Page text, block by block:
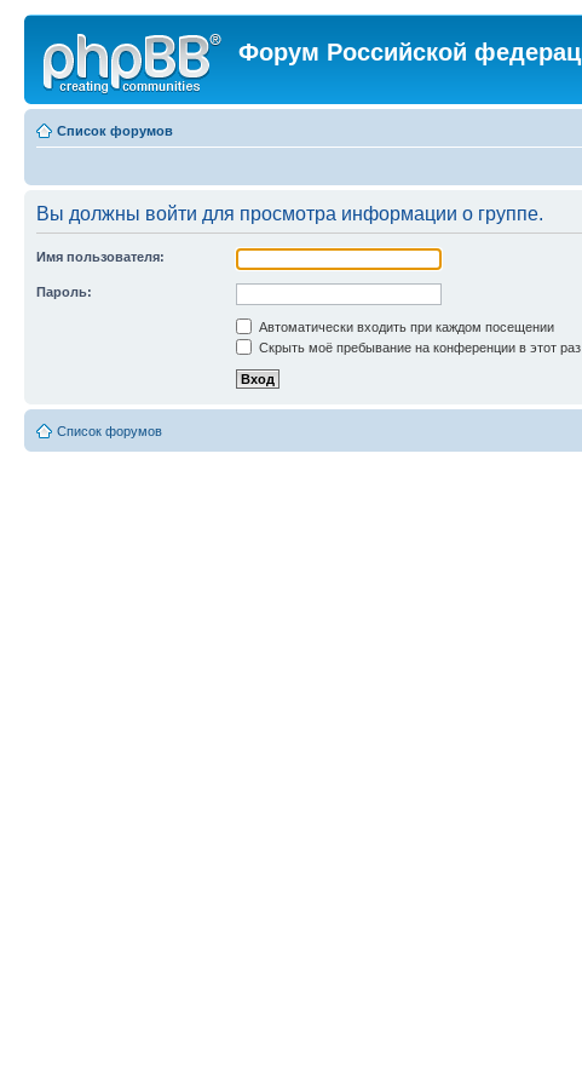
Форум Российской
Список форумов
Вы должны войти для просмотра информации о группе.
Имя пользователя:
Пароль:
Автоматически входить при каждом посещении
Скрыть моё пребывание на конференции в этот раз
Список форумов